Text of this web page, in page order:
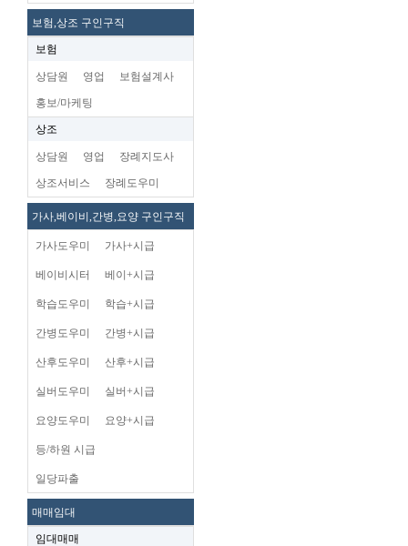
보험,상조 구인구직
보험
상담원 영업 보험설계사
홍보/마케팅
상조
상담원 영업 장례지도사
상조서비스 장례도우미
가사,베이비,간병,요양 구인구직
가사도우미 가사+시급
베이비시터 베이+시급
학습도우미 학습+시급
간병도우미 간병+시급
산후도우미 산후+시급
실버도우미 실버+시급
요양도우미 요양+시급
등/하원 시급
일당파출
매매임대
임대매매